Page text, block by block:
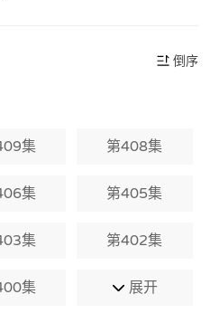
倒序
集 第408集
集 第405集
集 第402集
集 展开